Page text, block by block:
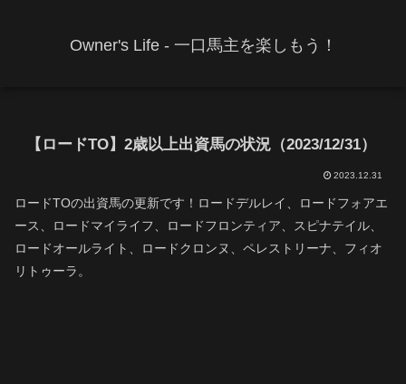
Owner's Life - 一口馬主を楽しもう！
【ロードTO】2歳以上出資馬の状況（2023/12/31）
2023.12.31
ロードTOの出資馬の更新です！ロードデルレイ、ロードフォアエ
ース、ロードマイライフ、ロードフロンティア、スピナテイル、
ロードオールライト、ロードクロンヌ、ペレストリーナ、フィオ
リトゥーラ。